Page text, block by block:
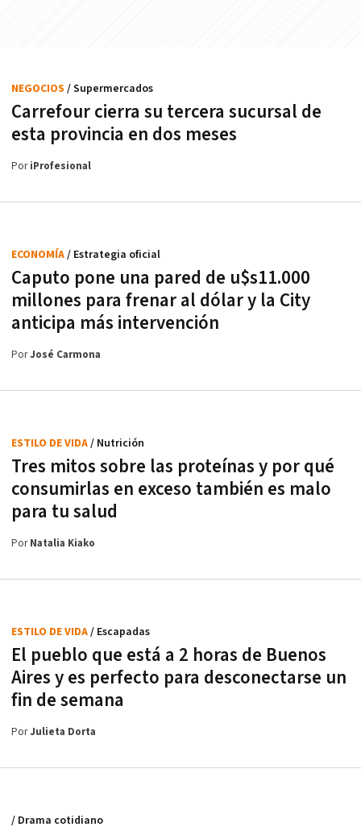
Carrefour cierra su tercera sucursal de
esta provincia en dos meses
NEGOCIOS / Supermercados
PoriProfesional
Caputo pone una pared de u$s11.000
millones para frenar al dólar y la City
anticipa más intervención
ECONOMÍA/ Estrategia oficial
PorJosé Carmona
Tres mitos sobre las proteínas y por qué
consumirlas en exceso también es malo
para tu salud
ESTILO DE VIDA/ Nutrición
PorNatalia Kiako
El pueblo que está a 2 horas de Buenos
Aires y es perfecto para desconectarse un
fin de semana
ESTILO DE VIDA/ Escapadas
PorJulieta Dorta
/ Drama cotidiano